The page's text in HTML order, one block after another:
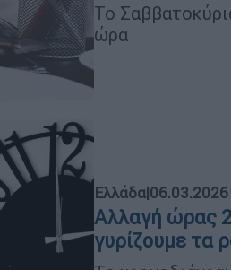
Το
ώρα
Ελλάδα|
Αλλαγή ώρας
γυρίζουμε τα